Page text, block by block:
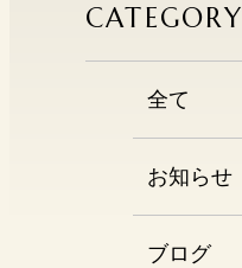
CATEGORY
全て
お知らせ
ブログ